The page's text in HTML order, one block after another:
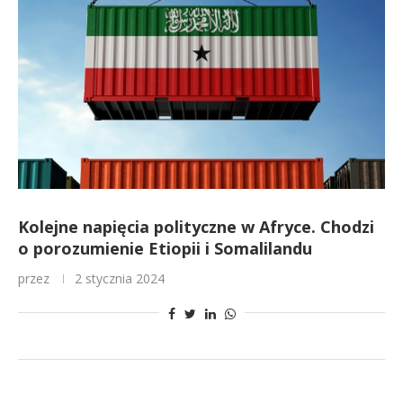
Kolejne napięcia polityczne w Afryce. Chodzi
o porozumienie Etiopii i Somalilandu
przez 2 stycznia 2024